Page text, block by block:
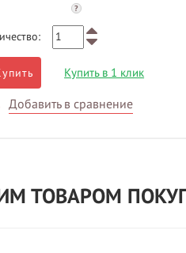
?
Купить в 1 клик
Добавить в сравнение
ТОВАРОМ